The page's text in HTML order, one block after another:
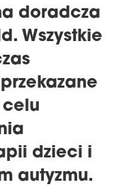
doradcza
Wszystkie
celu
dzieci i
autyzmu.